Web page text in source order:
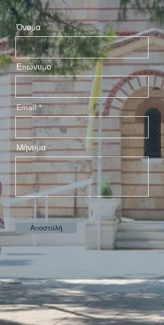
Όνομα
Επώνυμο
Email
Μήνυμα
Αποστολή